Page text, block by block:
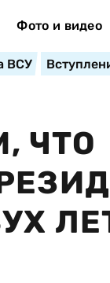
Фото и видео
ВСУ
ЧТО